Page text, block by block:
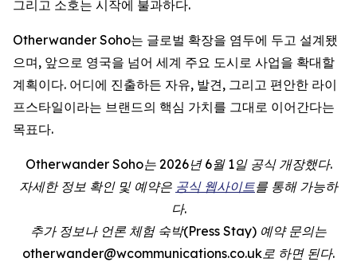
그리고 소호는 시작에 불과하다.
Otherwander Soho는 글로벌 확장을 염두에 두고 설계됐
으며, 앞으로 영국을 넘어 세계 주요 도시로 사업을 확대할
계획이다. 어디에 진출하든 자유, 발견, 그리고 편안한 라이
프스타일이라는 브랜드의 핵심 가치를 그대로 이어간다는
목표다.
Otherwander Soho는 2026년 6월 1일 공식 개장했다.
자세한 정보 확인 및 예약은 공식 웹사이트를 통해 가능하
다.
추가 정보나 언론 체험 숙박(Press Stay) 예약 문의는
otherwander@wcommunications.co.uk로 하면 된다.